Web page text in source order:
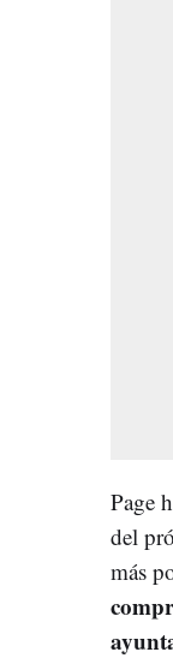
Page
del
más